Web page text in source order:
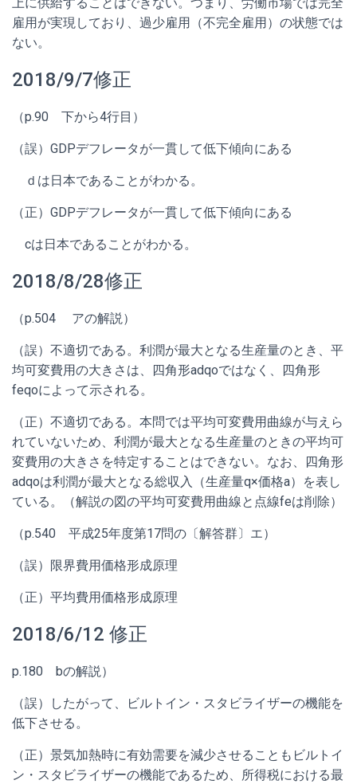
雇用が実現しており、過少雇用（不完全雇用）の状態では
ない。
2018/9/7修正
（p.90 下から4行目）
（誤）GDPデフレータが一貫して低下傾向にある
ｄは日本であることがわかる。
（正）GDPデフレータが一貫して低下傾向にある
cは日本であることがわかる。
2018/8/28修正
（p.504 アの解説）
（誤）不適切である。利潤が最大となる生産量のとき、平
均可変費用の大きさは、四角形adqoではなく、四角形
feqoによって示される。
（正）不適切である。本問では平均可変費用曲線が与えら
れていないため、利潤が最大となる生産量のときの平均可
変費用の大きさを特定することはできない。なお、四角形
adqoは利潤が最大となる総収入（生産量q×価格a）を表し
ている。（解説の図の平均可変費用曲線と点線feは削除）
（p.540 平成25年度第17問の〔解答群〕エ）
（誤）限界費用価格形成原理
（正）平均費用価格形成原理
2018/6/12 修正
p.180 bの解説）
（誤）したがって、ビルトイン・スタビライザーの機能を
低下させる。
（正）景気加熱時に有効需要を減少させることもビルトイ
ン・スタビライザーの機能であるため、所得税における最